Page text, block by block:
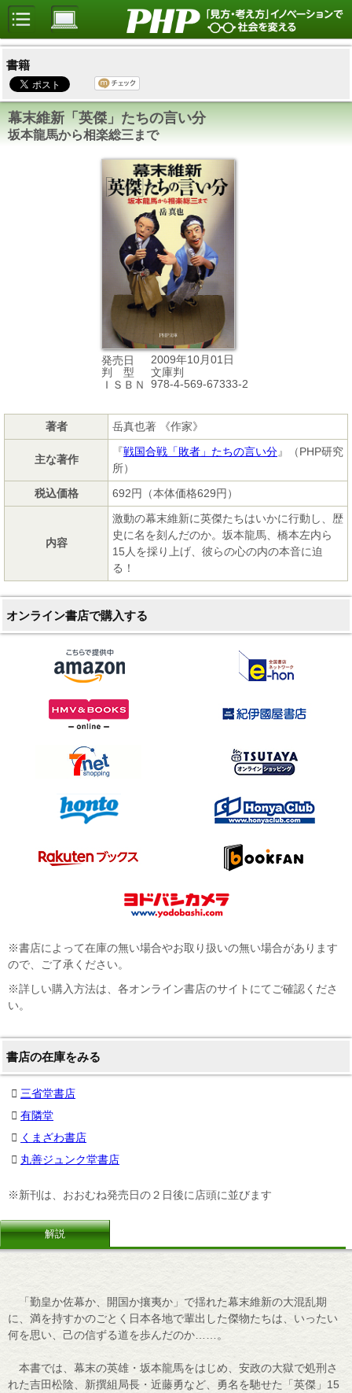
書籍
幕末維新「英傑」たちの言い分
坂本龍馬から相楽総三まで
発売日
2009年10月01日
判 型
文庫判
ＩＳＢＮ
978-4-569-67333-2
著者 岳真也著 《作家》
主な著作
『戦国合戦「敗者」たちの言い分』（PHP研究
所）
税込価格
692円（本体価格629円）
内容
激動の幕末維新に英傑たちはいかに行動し、歴
史に名を刻んだのか。坂本龍馬、橋本左内ら
15人を採り上げ、彼らの心の内の本音に迫
る！
オンライン書店で購入する
※書店によって在庫の無い場合やお取り扱いの無い場合があります
ので、ご了承ください。
※詳しい購入方法は、各オンライン書店のサイトにてご確認くださ
い。
書店の在庫をみる
三省堂書店
有隣堂
くまざわ書店
丸善ジュンク堂書店
※新刊は、おおむね発売日の２日後に店頭に並びます
解説
「勤皇か佐幕か、開国か攘夷か」で揺れた幕末維新の大混乱期
に、満を持すかのごとく日本各地で輩出した傑物たちは、いったい
何を思い、己の信ずる道を歩んだのか……。
本書では、幕末の英雄・坂本龍馬をはじめ、安政の大獄で処刑さ
れた吉田松陰、新撰組局長・近藤勇など、勇名を馳せた「英傑」15